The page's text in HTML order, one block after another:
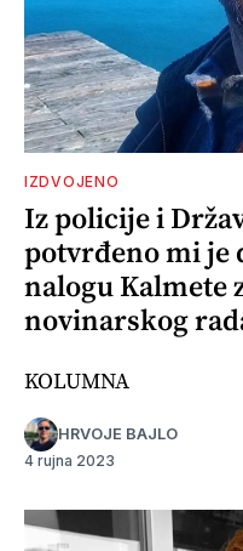
IZDVOJENO
Iz policije i
potvrđeno mi je
nalogu Kalmete
novinarskog
KOLUMNA
HRVOJE BAJLO
4 rujna 2023